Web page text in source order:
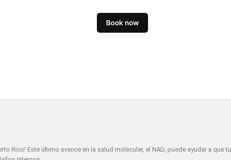
Rico! Este último avance en la salud molecular, el NAD, puede ayudar a que tu